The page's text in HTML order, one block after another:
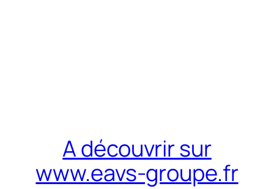
A découvrir sur
www.eavs-groupe.fr